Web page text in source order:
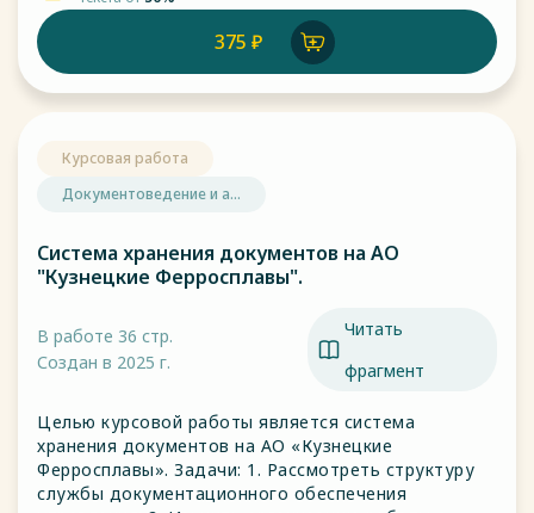
375 ₽
Курсовая работа
Документоведение и а...
Система хранения документов на АО
"Кузнецкие Ферросплавы".
В работе 36 стр.
Создан в 2025 г.
Читать
фрагмент
Целью курсовой работы является система
хранения документов на АО «Кузнецкие
Ферросплавы». Задачи: 1. Рассмотреть структуру
службы документационного обеспечения